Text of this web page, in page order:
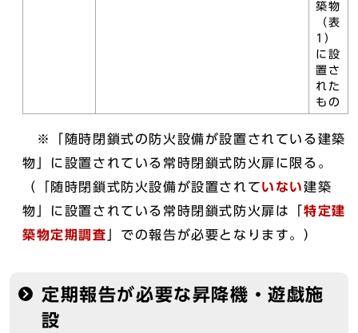
築物
（表
1）
に設
置さ
れた
もの
※「随時閉鎖式の防火設備が設置されている建築
物」に設置されている常時閉鎖式防火扉に限る。
（「随時閉鎖式防火設備が設置されていない建築
物」に設置されている常時閉鎖式防火扉は「 特定建
築物定期調査
」での報告が必要となります。）
定期報告が必要な昇降機・遊戯施
設